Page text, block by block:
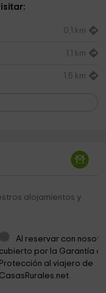
0,1 km
1,1 km
1,5 km
6,2 km
7,9 km
alojamientos y
Al reservar con
cubierto por la Garantía
Protección al viajero de
CasasRurales.net